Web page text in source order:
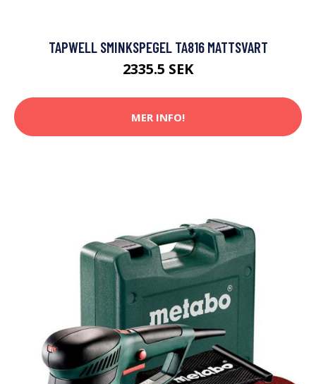
TAPWELL SMINKSPEGEL TA816 MATTSVART
2335.5 SEK
MER INFO!